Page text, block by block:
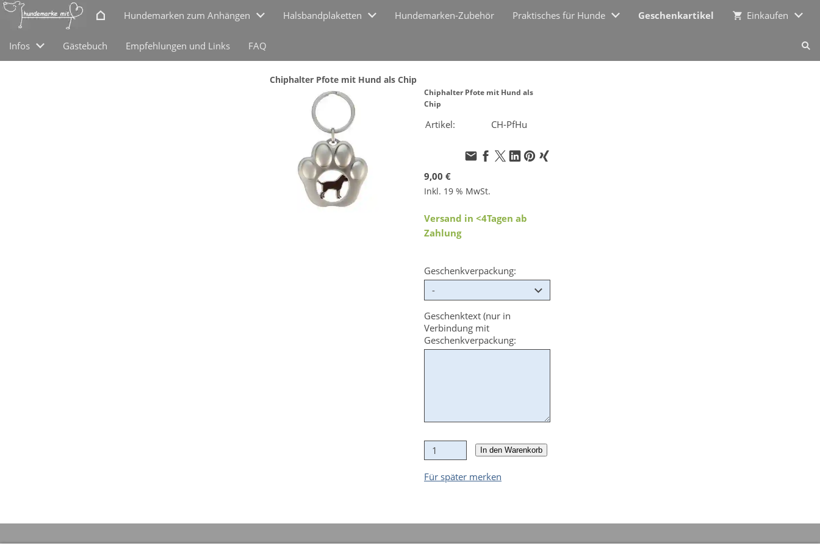
Hundemarken zum Anhängen Halsbandplaketten Hundemarken-Zubehör Praktisches für Hunde Geschenkartikel Einkaufen
Infos Gästebuch Empfehlungen und Links FAQ
Chiphalter Pfote mit Hund als Chip
Chiphalter Pfote mit Hund als
Chip
Artikel: CH-PfHu
9,00 €
Inkl. 19 % MwSt.
Versand in <4Tagen ab
Zahlung
Geschenkverpackung:
Geschenktext (nur in
Verbindung mit
Geschenkverpackung:
In den Warenkorb
Für später merken